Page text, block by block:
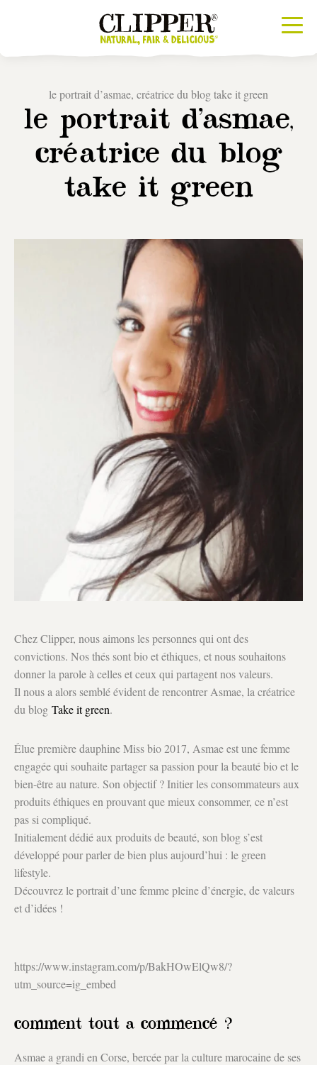
le portrait d’asmae, créatrice du blog take it green
le portrait d’asmae,
créatrice du blog
take it green
Chez Clipper, nous aimons les personnes qui ont des
convictions. Nos thés sont bio et éthiques, et nous souhaitons
donner la parole à celles et ceux qui partagent nos valeurs.
Il nous a alors semblé évident de rencontrer Asmae, la créatrice
du blog Take it green.
Élue première dauphine Miss bio 2017, Asmae est une femme
engagée qui souhaite partager sa passion pour la beauté bio et le
bien-être au nature. Son objectif ? Initier les consommateurs aux
produits éthiques en prouvant que mieux consommer, ce n’est
pas si compliqué.
Initialement dédié aux produits de beauté, son blog s’est
développé pour parler de bien plus aujourd’hui : le green
lifestyle.
Découvrez le portrait d’une femme pleine d’énergie, de valeurs
et d’idées !
https://www.instagram.com/p/BakHOwElQw8/?
utm_source=ig_embed
comment tout a commencé ?
Asmae a grandi en Corse, bercée par la culture marocaine de ses